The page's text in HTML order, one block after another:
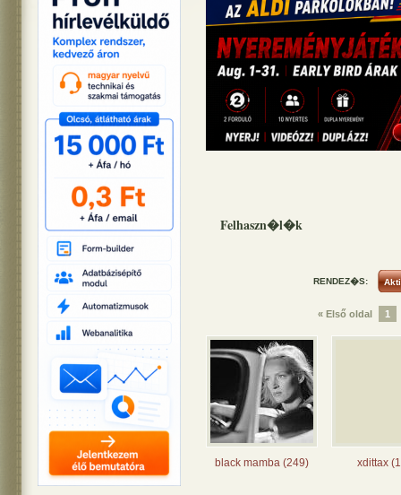
Felhaszn�l�k
RENDEZ�S:
« Első oldal 1
black mamba (249) xdittax